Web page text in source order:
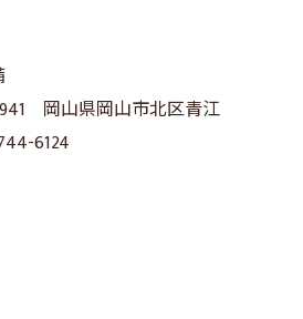
岡山県岡山市北区青江
6124